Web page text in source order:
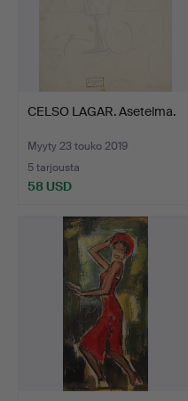
CELSO LAGAR. Asetelma.
Myyty 23 touko 2019
5 tarjousta
58 USD